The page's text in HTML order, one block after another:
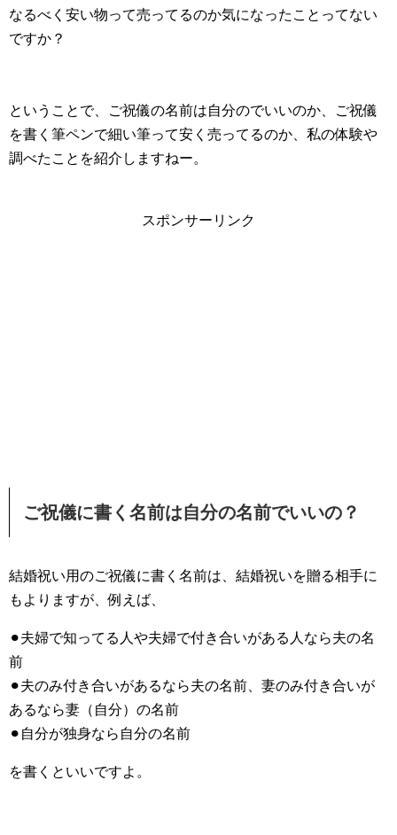
なるべく安い物って売ってるのか気になったことってない
ですか？
ということで、ご祝儀の名前は自分のでいいのか、ご祝儀
を書く筆ペンで細い筆って安く売ってるのか、私の体験や
調べたことを紹介しますねー。
スポンサーリンク
ご祝儀に書く名前は自分の名前でいいの？
結婚祝い用のご祝儀に書く名前は、結婚祝いを贈る相手に
もよりますが、例えば、
⚫︎夫婦で知ってる人や夫婦で付き合いがある人なら夫の名
前
⚫︎夫のみ付き合いがあるなら夫の名前、妻のみ付き合いが
あるなら妻（自分）の名前
⚫︎自分が独身なら自分の名前
を書くといいですよ。